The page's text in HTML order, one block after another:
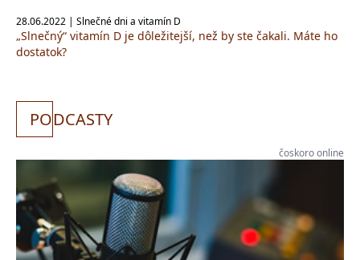
28.06.2022 | Slnečné dni a vitamín D
„Slnečný“ vitamín D je dôležitejší, než by ste čakali. Máte ho
dostatok?
PODCASTY
čoskoro online